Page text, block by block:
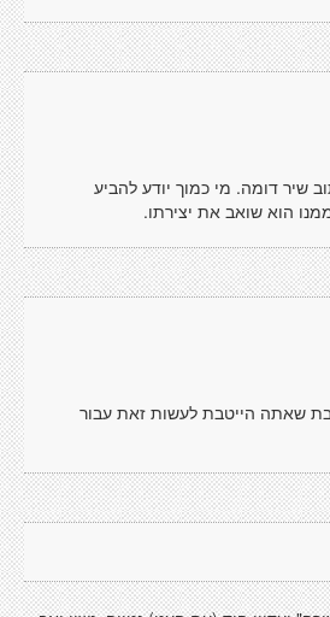
שיר דומה. מי כמוך יודע להביע
הוא שואב את יצירתו.
שאתה הייטבת לעשות זאת עבור